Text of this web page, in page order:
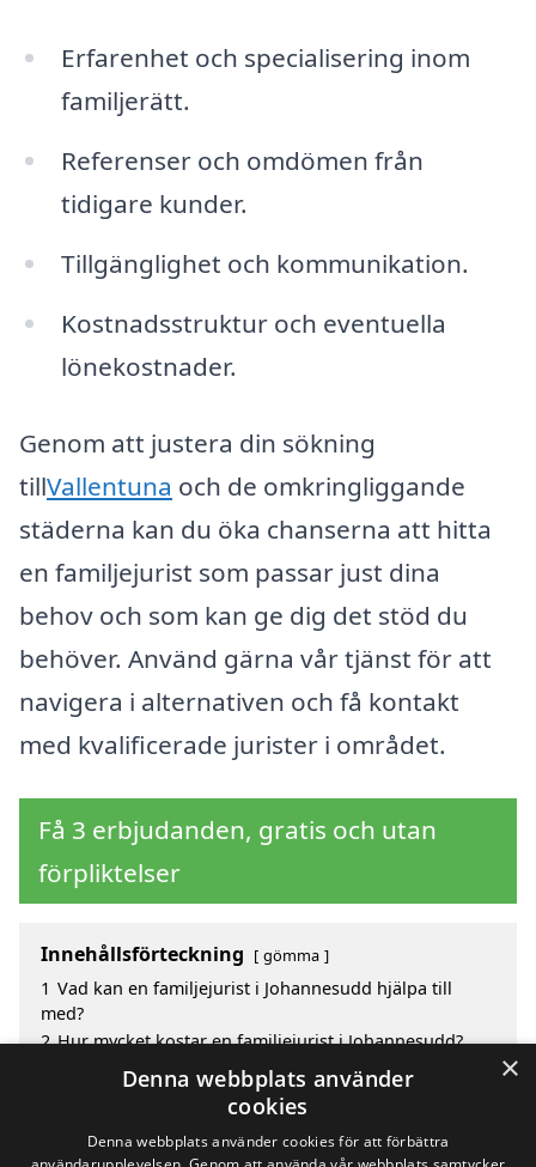
Erfarenhet och specialisering inom
familjerätt.
Referenser och omdömen från
tidigare kunder.
Tillgänglighet och kommunikation.
Kostnadsstruktur och eventuella
lönekostnader.
Genom att justera din sökning
tillVallentuna och de omkringliggande
städerna kan du öka chanserna att hitta
en familjejurist som passar just dina
behov och som kan ge dig det stöd du
behöver. Använd gärna vår tjänst för att
navigera i alternativen och få kontakt
med kvalificerade jurister i området.
Få 3 erbjudanden, gratis och utan
förpliktelser
Innehållsförteckning gömma
1 Vad kan en familjejurist i Johannesudd hjälpa till
med?
2 Hur mycket kostar en familjejurist i Johannesudd?
Fördelar med att välja familjejurist i Johannesudd
Sök efter en skicklig familjejurist i de omgivande
×
Denna webbplats använder
cookies
Denna webbplats använder cookies för att förbättra